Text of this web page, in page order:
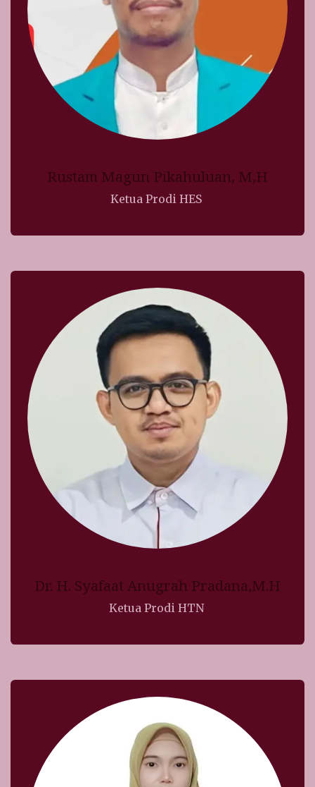
Rustam Magun Pikahuluan, M,H
Ketua Prodi HES
Dr. H. Syafaat Anugrah Pradana,M.H
Ketua Prodi HTN